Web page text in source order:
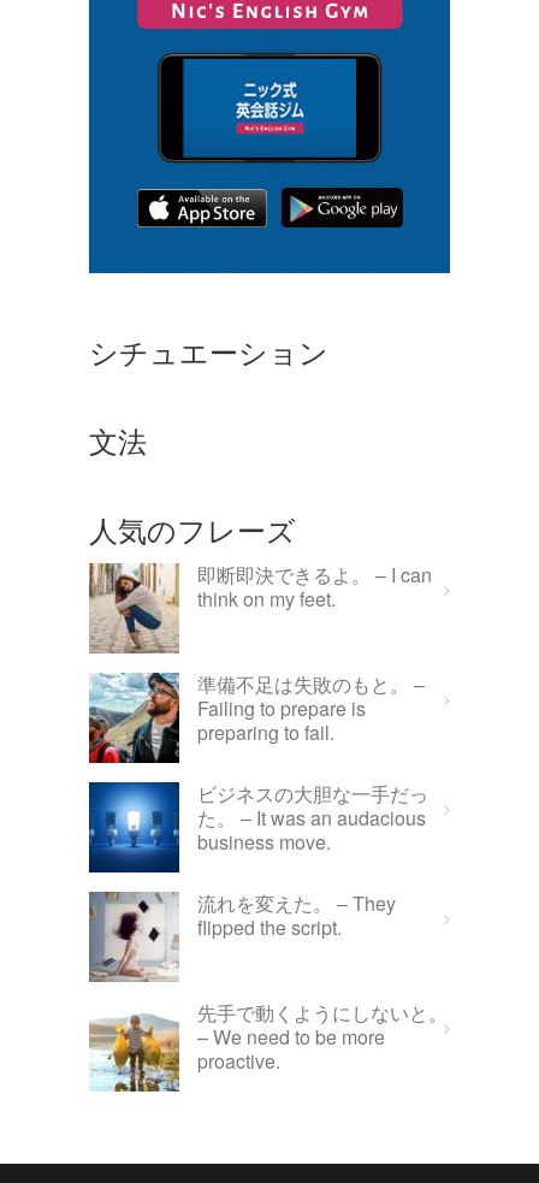
シチュエーション
文法
人気のフレーズ
即断即決できるよ。 – I can
think on my feet.
準備不足は失敗のもと。 –
Failing to prepare is
preparing to fail.
ビジネスの大胆な一手だっ
た。 – It was an audacious
business move.
流れを変えた。 – They
flipped the script.
先手で動くようにしないと。
– We need to be more
proactive.